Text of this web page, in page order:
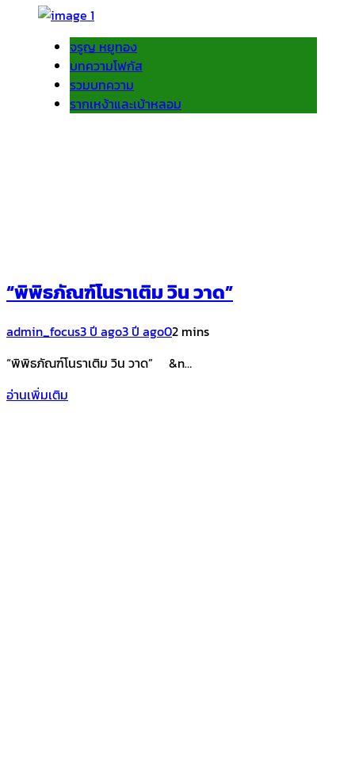
จรูญ หยูทอง
บทความโฟกัส
รวมบทความ
รากเหง้าและเบ้าหลอม
“พิพิธภัณฑ์โนราเติม วิน วาด”
admin_focus3 ปี ago3 ปี ago02 mins
“พิพิธภัณฑ์โนราเติม วิน วาด” &n…
อ่านเพิ่มเติม